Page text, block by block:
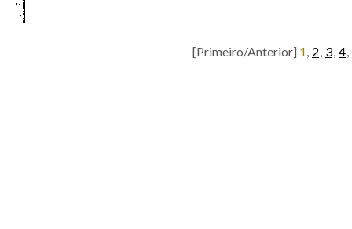
[Primeiro/Anterior] 1, 2, 3, 4,